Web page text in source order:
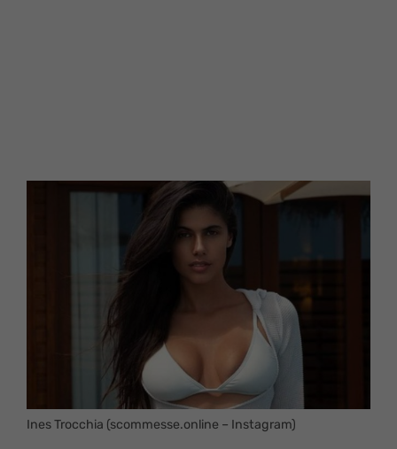
Ines Trocchia (scommesse.online – Instagram)